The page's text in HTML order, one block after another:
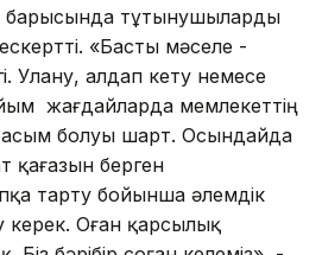
барысында тұтынушыларды
«Басты мәселе -
Улану, алдап кету немесе
жағдайларда мемлекеттің
болуы шарт. Осындайда
қағазын берген
тарту бойынша әлемдік
керек. Оған қарсылық